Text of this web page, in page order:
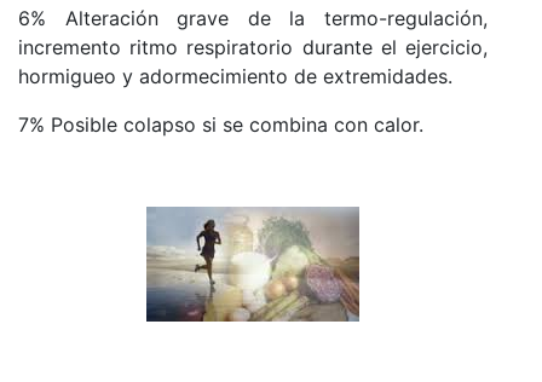
6% Alteración grave de la termo-regulación,
incremento ritmo respiratorio durante el ejercicio,
hormigueo y adormecimiento de extremidades.
7% Posible colapso si se combina con calor.